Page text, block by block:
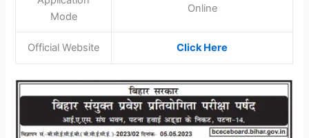
Mode
Online
Official Website Click Here